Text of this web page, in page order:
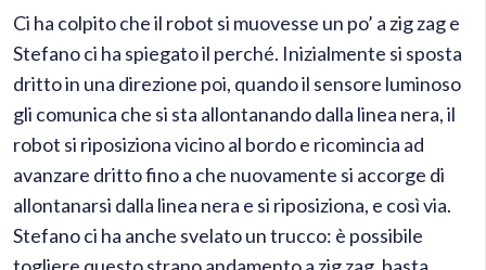
Ci ha colpito che il robot si muovesse un po’ a zig zag e
Stefano ci ha spiegato il perché. Inizialmente si sposta
dritto in una direzione poi, quando il sensore luminoso
gli comunica che si sta allontanando dalla linea nera, il
robot si riposiziona vicino al bordo e ricomincia ad
avanzare dritto fino a che nuovamente si accorge di
allontanarsi dalla linea nera e si riposiziona, e così via.
Stefano ci ha anche svelato un trucco: è possibile